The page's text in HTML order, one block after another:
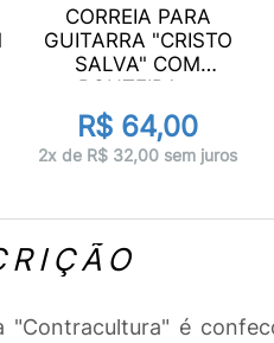
CORREIA PARA
GUITARRA "CRISTO
SALVA" COM
PONTEIRA...
R$ 64,00
2x de R$ 32,00 sem juros
é